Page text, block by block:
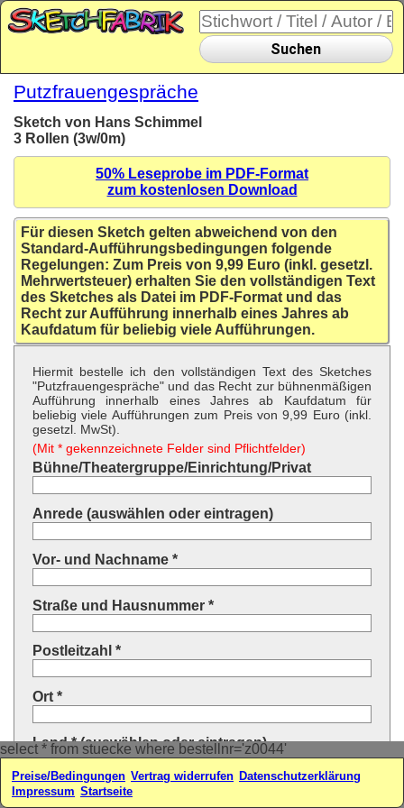
select * from stuecke where bestellnr='z0044'
Suchen
Putzfrauengespräche
Sketch von Hans Schimmel
3 Rollen (3w/0m)
50% Leseprobe im PDF-Format
zum kostenlosen Download
Für diesen Sketch gelten abweichend von den
Standard-Aufführungsbedingungen folgende
Regelungen: Zum Preis von 9,99 Euro (inkl. gesetzl.
Mehrwertsteuer) erhalten Sie den vollständigen Text
des Sketches als Datei im PDF-Format und das
Recht zur Aufführung innerhalb eines Jahres ab
Kaufdatum für beliebig viele Aufführungen.
Hiermit bestelle ich den vollständigen Text des Sketches
"Putzfrauengespräche" und das Recht zur bühnenmäßigen
Aufführung innerhalb eines Jahres ab Kaufdatum für
beliebig viele Aufführungen zum Preis von 9,99 Euro (inkl.
gesetzl. MwSt).
(Mit * gekennzeichnete Felder sind Pflichtfelder)
Bühne/Theatergruppe/Einrichtung/Privat
Anrede (auswählen oder eintragen)
Vor- und Nachname *
Straße und Hausnummer *
Postleitzahl *
Ort *
Land * (auswählen oder eintragen)
Ihre E-Mail-Adresse*
Preise/Bedingungen Vertrag widerrufen Datenschutzerklärung
Impressum Startseite